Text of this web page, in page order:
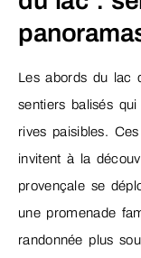
Les abords du lac
sentiers balisés
rives paisibles.
invitent à la
provençale se
une promenade
randonnée plus